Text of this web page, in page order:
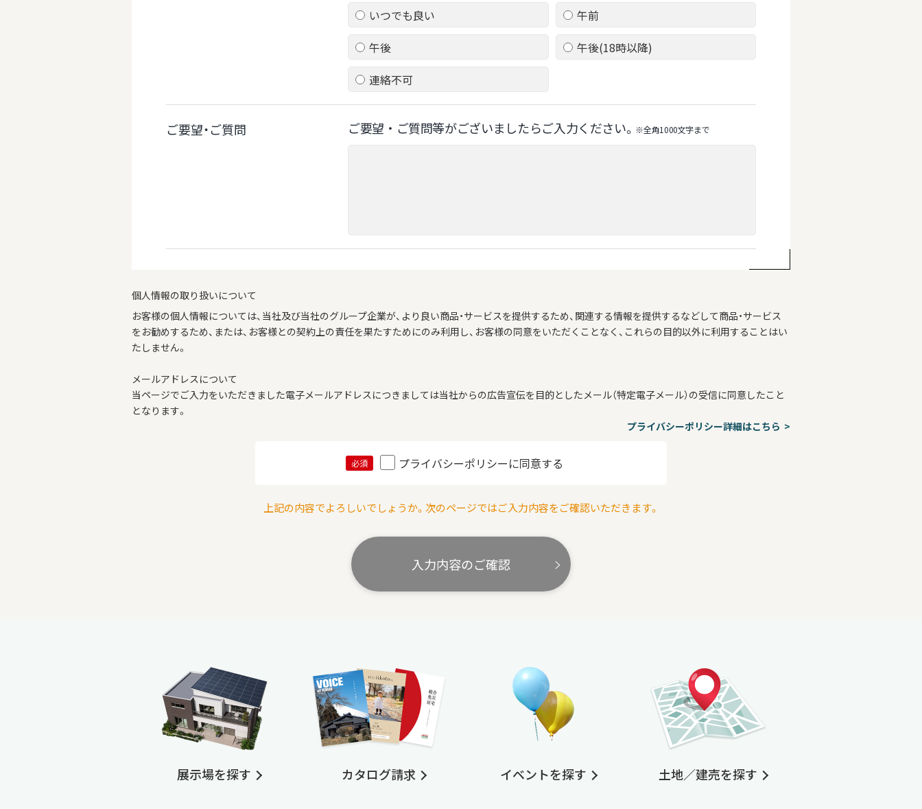
いつでも良い
午前
午後
午後(18時以降)
連絡不可
ご要望・ご質問 ご要望‧ご質問等がございましたらご⼊⼒ください。 ※全⾓1000⽂字まで
個人情報の取り扱いについて
お客様の個人情報については、当社及び当社のグループ企業が、より良い商品・サービスを提供するため、関連する情報を提供するなどして商品・サービス
をお勧めするため、または、お客様との契約上の責任を果たすためにのみ利用し、お客様の同意をいただくことなく、これらの目的以外に利用することはい
たしません。
メールアドレスについて
当ページでご入力をいただきました電子メールアドレスにつきましては当社からの広告宣伝を目的としたメール（特定電子メール）の受信に同意したこと
となります。
プライバシーポリシー詳細はこちら
必須 プライバシーポリシーに同意する
上記の内容でよろしいでしょうか。次のページではご入力内容をご確認いただきます。
入力内容のご確認
展示場を探す カタログ請求 イベントを探す 土地／建売を探す